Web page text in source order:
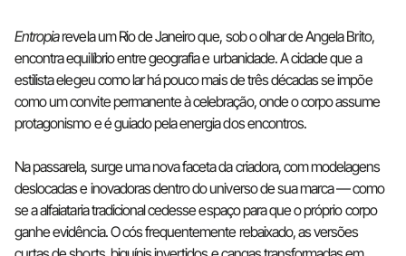
Entropiarevela um Rio de Janeiro que, sob o olhar de Angela Brito,
encontra equilíbrio entre geografia e urbanidade. A cidade que a
estilista elegeu como lar há pouco mais de três décadas se impõe
como um convite permanente à celebração, onde o corpo assume
protagonismo e é guiado pela energia dos encontros.
Na passarela, surge uma nova faceta da criadora, com modelagens
deslocadas e inovadoras dentro do universo de sua marca — como
se a alfaiataria tradicional cedesse espaço para que o próprio corpo
ganhe evidência. O cós frequentemente rebaixado, as versões